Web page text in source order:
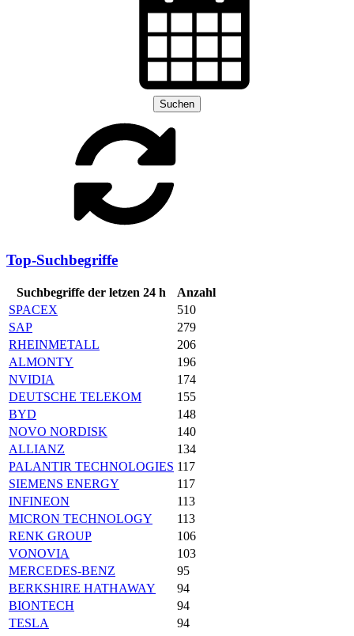
Suchen
Top-Suchbegriffe
Suchbegriffe der letzen 24 h
Anzahl
SPACEX
510
SAP
279
RHEINMETALL
206
ALMONTY
196
NVIDIA
174
DEUTSCHE TELEKOM
155
BYD
148
NOVO NORDISK
140
ALLIANZ
134
PALANTIR TECHNOLOGIES 117
SIEMENS ENERGY
117
INFINEON
113
MICRON TECHNOLOGY
113
RENK GROUP
106
VONOVIA
103
MERCEDES-BENZ
95
BERKSHIRE HATHAWAY
94
BIONTECH
94
TESLA
94